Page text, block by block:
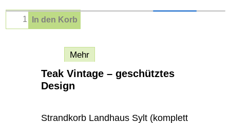
In den Korb
Mehr
Teak Vintage – geschütztes
Design
Strandkorb Landhaus Sylt (komplett